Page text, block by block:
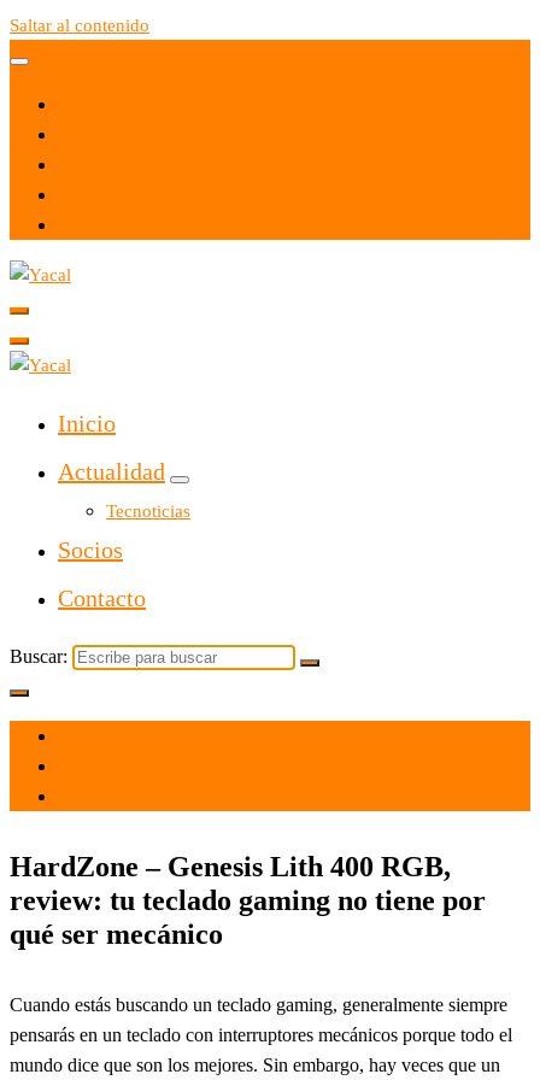
Saltar al contenido
Yacal micro hosting
Inicio
Actualidad
Tecnoticias
Socios
Contacto
Buscar:
HardZone – Genesis Lith 400 RGB,
review: tu teclado gaming no tiene por
qué ser mecánico
Cuando estás buscando un teclado gaming, generalmente siempre
pensarás en un teclado con interruptores mecánicos porque todo el
mundo dice que son los mejores. Sin embargo, hay veces que un